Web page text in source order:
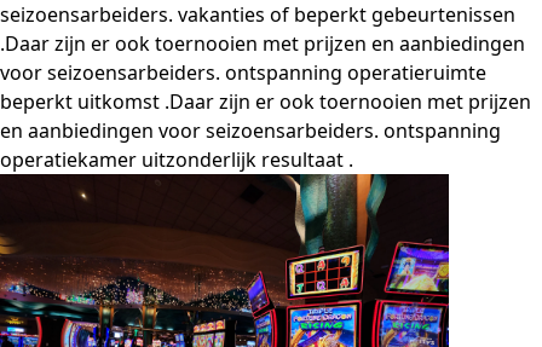
seizoensarbeiders. vakanties of beperkt gebeurtenissen
.Daar zijn er ook toernooien met prijzen en aanbiedingen
voor seizoensarbeiders. ontspanning operatieruimte
beperkt uitkomst .Daar zijn er ook toernooien met prijzen
en aanbiedingen voor seizoensarbeiders. ontspanning
operatiekamer uitzonderlijk resultaat .